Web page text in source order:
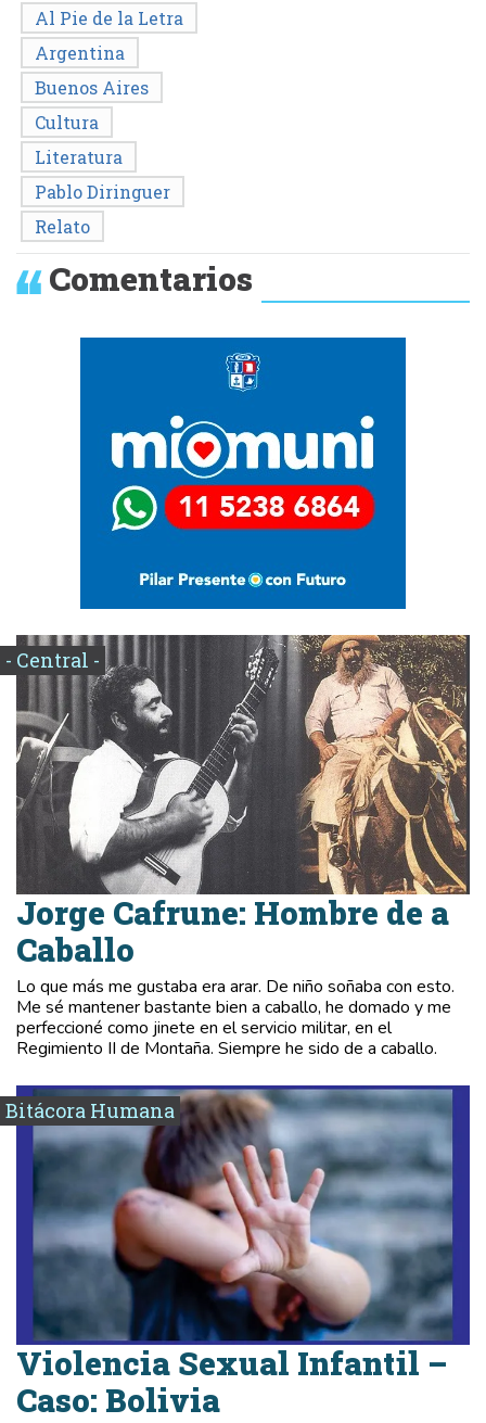
Al Pie de la Letra
Argentina
Buenos Aires
Cultura
Literatura
Pablo Diringuer
Relato
Comentarios
- Central -
Jorge Cafrune: Hombre de a
Caballo
Lo que más me gustaba era arar. De niño soñaba con esto.
Me sé mantener bastante bien a caballo, he domado y me
perfeccioné como jinete en el servicio militar, en el
Regimiento II de Montaña. Siempre he sido de a caballo.
Bitácora Humana
Violencia Sexual Infantil –
Caso: Bolivia